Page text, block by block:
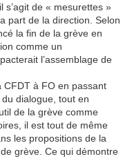
s’agit de « mesurettes »
part de la direction. Selon
la fin de la grève en
comme un
l’assemblage de
CFDT à FO en passant
dialogue, tout en
de la grève comme
il est tout de même
les propositions de la
grève. Ce qui démontre